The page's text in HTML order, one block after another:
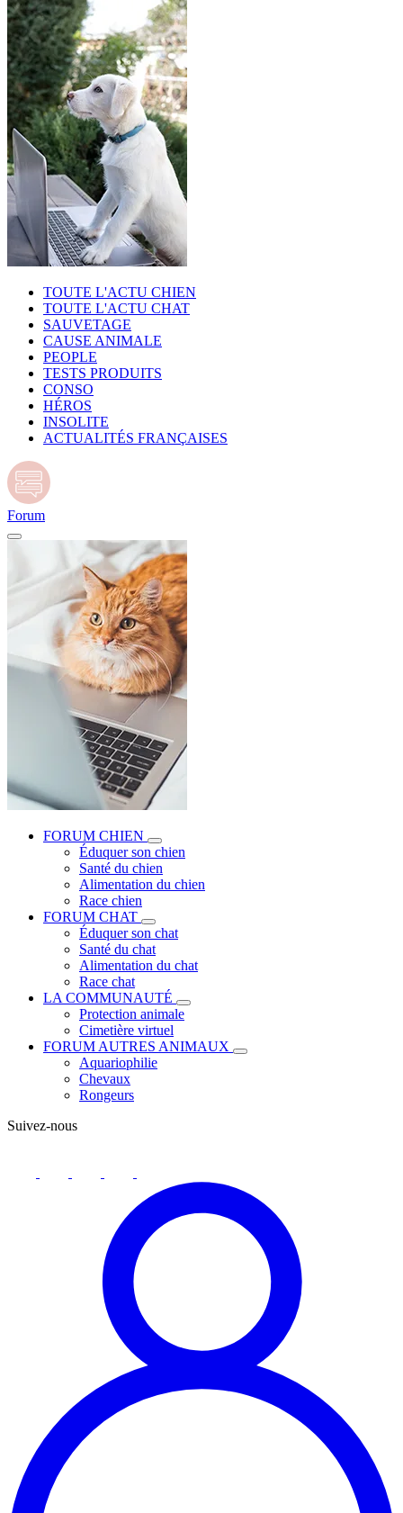
TOUTE L'ACTU CHIEN
TOUTE L'ACTU CHAT
SAUVETAGE
CAUSE ANIMALE
PEOPLE
TESTS PRODUITS
CONSO
HÉROS
INSOLITE
ACTUALITÉS FRANÇAISES
Forum
FORUM CHIEN
Éduquer son chien
Santé du chien
Alimentation du chien
Race chien
FORUM CHAT
Éduquer son chat
Santé du chat
Alimentation du chat
Race chat
LA COMMUNAUTÉ
Protection animale
Cimetière virtuel
FORUM AUTRES ANIMAUX
Aquariophilie
Chevaux
Rongeurs
Suivez-nous